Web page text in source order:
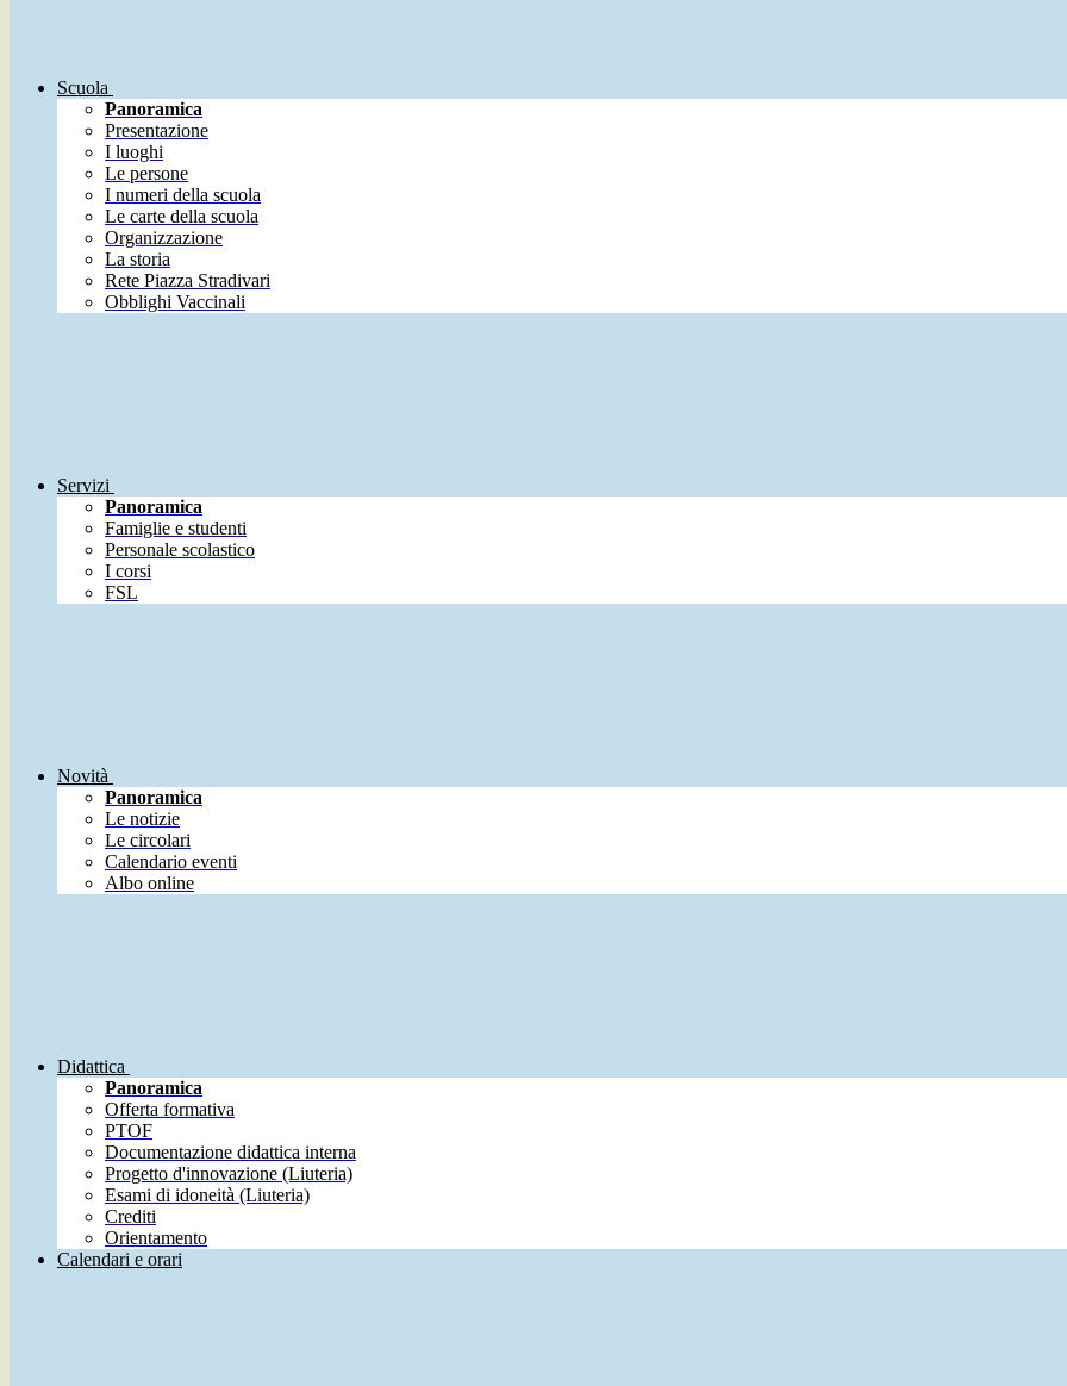
Scuola
Panoramica
Presentazione
I luoghi
Le persone
I numeri della scuola
Le carte della scuola
Organizzazione
La storia
Rete Piazza Stradivari
Obblighi Vaccinali
Servizi
Panoramica
Famiglie e studenti
Personale scolastico
I corsi
FSL
Novità
Panoramica
Le notizie
Le circolari
Calendario eventi
Albo online
Didattica
Panoramica
Offerta formativa
PTOF
Documentazione didattica interna
Progetto d'innovazione (Liuteria)
Esami di idoneità (Liuteria)
Crediti
Orientamento
Calendari e orari